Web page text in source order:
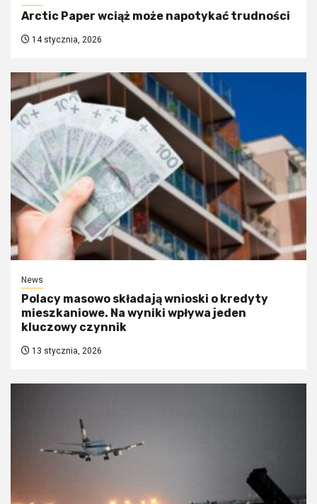
Arctic Paper wciąż może napotykać trudności
14 stycznia, 2026
News
Polacy masowo składają wnioski o kredyty
mieszkaniowe. Na wyniki wpływa jeden
kluczowy czynnik
13 stycznia, 2026